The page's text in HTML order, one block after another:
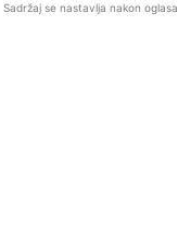
Sadržaj se nastavlja nakon oglasa